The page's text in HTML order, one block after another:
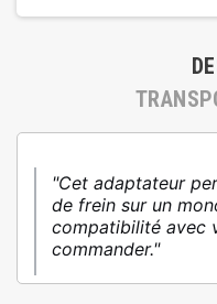
"Cet adaptateur
de frein sur un
compatibilité avec
commander."